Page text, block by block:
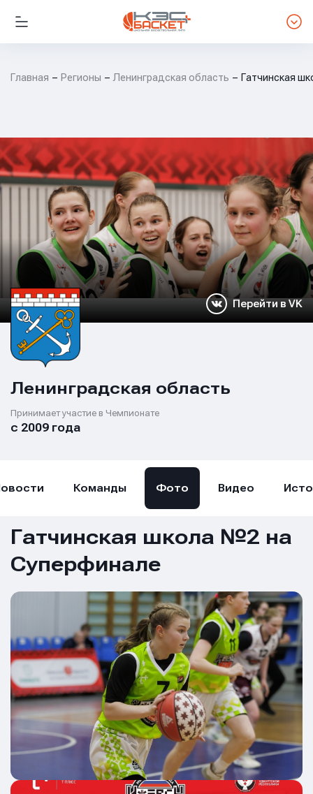
Главная Регионы Ленинградская область Гатчинская
Перейти в VK
Ленинградская область
Принимает участие в Чемпионате
с 2009 года
Команды Фото Видео
Гатчинская школа №2 на
Суперфинале